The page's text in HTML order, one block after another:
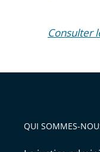
Consulter
QUI SOMMES-